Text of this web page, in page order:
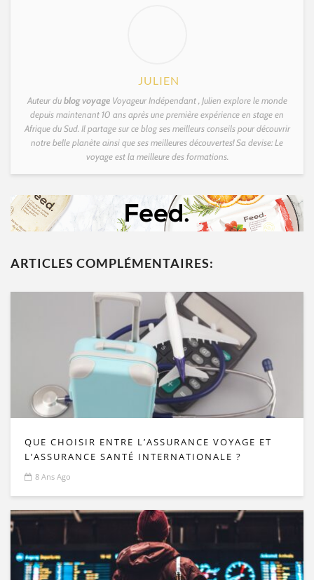
JULIEN
Auteur dublog voyageVoyageur Indépendant , Julien explore le monde
depuis maintenant 10 ans après une première expérience en stage en
Afrique du Sud. Il partage sur ce blog ses meilleurs conseils pour découvrir
notre belle planète ainsi que ses meilleures découvertes! Sa devise: Le
voyage est la meilleure des formations.
ARTICLES COMPLÉMENTAIRES:
QUE CHOISIR ENTRE L’ASSURANCE VOYAGE ET
L’ASSURANCE SANTÉ INTERNATIONALE ?
8 Ans Ago